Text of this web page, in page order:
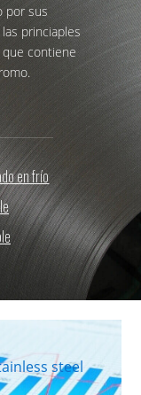
por sus
princiaples
contiene
en frío
steel